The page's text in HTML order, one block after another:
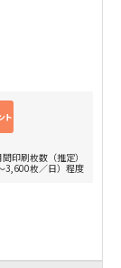
ト
間印刷枚数（推定）
3,600枚／日）程度